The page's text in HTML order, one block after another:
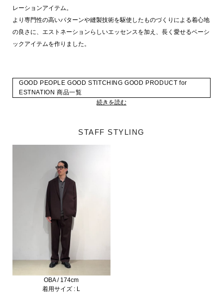
レーションアイテム。
より専門性の高いパターンや縫製技術を駆使したものづくりによる着心地
の良さに、エストネーションらしいエッセンスを加え、長く愛せるベーシ
ックアイテムを作りました。
GOOD PEOPLE GOOD STITCHING GOOD PRODUCT for
ESTNATION 商品一覧
続きを読む
STAFF STYLING
OBA / 174cm
着用サイズ : L